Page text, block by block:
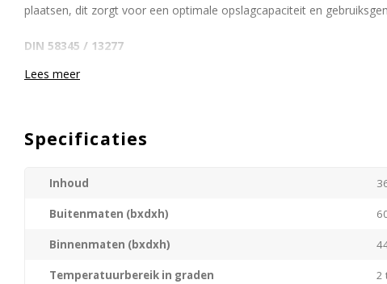
plaatsen, dit zorgt voor een optimale opslagcapaciteit en
DIN 58345 / 13277
DIN staat voor ‘Deutsches Institut für Normung’ (Duitse nationale
Liebherr koelkasten.
Een DIN 58345 / 13277gecertificeerde koelkast voldoet aan de
Een stabiele bedrijfstemperatuur van tussen de +2°C en +8°C
Veiligheidsthermostaat ter voorkoming van temperaturen onder +2 °C
Stroomuitvalmelder die tenminste 12 uur een signaal kan afgeven
Lees meer
Specificaties
Inhoud
Buitenmaten (bxdxh)
Binnenmaten (bxdxh)
Temperatuurbereik in graden 2